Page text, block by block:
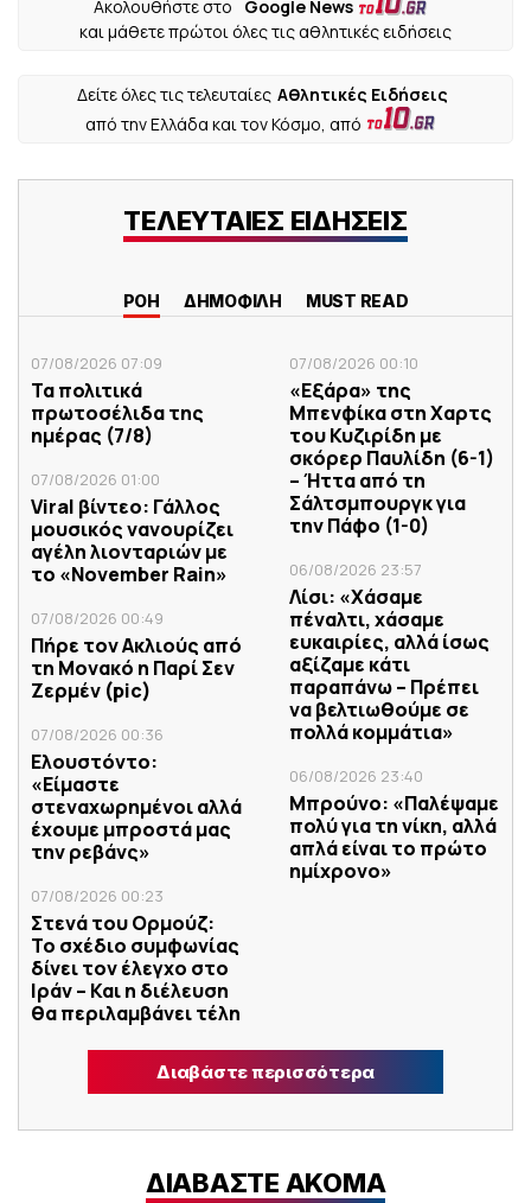
Ακολουθήστε στο
Google News
και μάθετε πρώτοι όλες τις αθλητικές ειδήσεις
Δείτε όλες τις τελευταίες Αθλητικές Ειδήσεις
από την Ελλάδα και τον Κόσμο, από
ΤΕΛΕΥΤΑΙΕΣ ΕΙΔΗΣΕΙΣ
ΡΟΗ ΔΗΜΟΦΙΛΗ MUST READ
07/08/2026 07:09
Τα πολιτικά
πρωτοσέλιδα της
ημέρας (7/8)
07/08/2026 01:00
Viral βίντεο: Γάλλος
μουσικός νανουρίζει
αγέλη λιονταριών με
το «November Rain»
07/08/2026 00:49
Πήρε τον Ακλιούς από
τη Μονακό η Παρί Σεν
Ζερμέν (pic)
07/08/2026 00:36
Ελουστόντο:
«Είμαστε
στεναχωρημένοι αλλά
έχουμε μπροστά μας
την ρεβάνς»
07/08/2026 00:23
Στενά του Ορμούζ:
Το σχέδιο συμφωνίας
δίνει τον έλεγχο στο
Ιράν – Και η διέλευση
θα περιλαμβάνει τέλη
07/08/2026 00:10
«Εξάρα» της
Μπενφίκα στη Χαρτς
του Κυζιρίδη με
σκόρερ Παυλίδη (6-1)
– Ήττα από τη
Σάλτσμπουργκ για
την Πάφο (1-0)
06/08/2026 23:57
Λίσι: «Χάσαμε
πέναλτι, χάσαμε
ευκαιρίες, αλλά ίσως
αξίζαμε κάτι
παραπάνω – Πρέπει
να βελτιωθούμε σε
πολλά κομμάτια»
06/08/2026 23:40
Μπρούνο: «Παλέψαμε
πολύ για τη νίκη, αλλά
απλά είναι το πρώτο
ημίχρονο»
Διαβάστε περισσότερα
ΔΙΑΒΑΣΤΕ ΑΚΟΜΑ